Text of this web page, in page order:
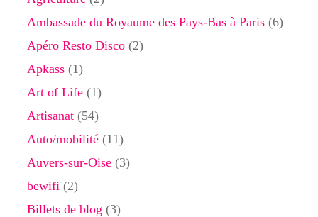
Ambassade du Royaume des Pays-Bas à Paris (6)
Apéro Resto Disco (2)
Apkass (1)
Art of Life (1)
Artisanat (54)
Auto/mobilité (11)
Auvers-sur-Oise (3)
bewifi (2)
Billets de blog (3)